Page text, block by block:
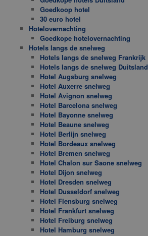
Goedkoop hotel
30 euro hotel
Hotelovernachting
Goedkope hotelovernachting
Hotels langs de snelweg
Hotels langs de snelweg Frankrijk
Hotels langs de snelweg Duitsland
Hotel Augsburg snelweg
Hotel Auxerre snelweg
Hotel Avignon snelweg
Hotel Barcelona snelweg
Hotel Bayonne snelweg
Hotel Beaune snelweg
Hotel Berlijn snelweg
Hotel Bordeaux snelweg
Hotel Bremen snelweg
Hotel Chalon sur Saone snelweg
Hotel Dijon snelweg
Hotel Dresden snelweg
Hotel Dusseldorf snelweg
Hotel Flensburg snelweg
Hotel Frankfurt snelweg
Hotel Freiburg snelweg
Hotel Hamburg snelweg